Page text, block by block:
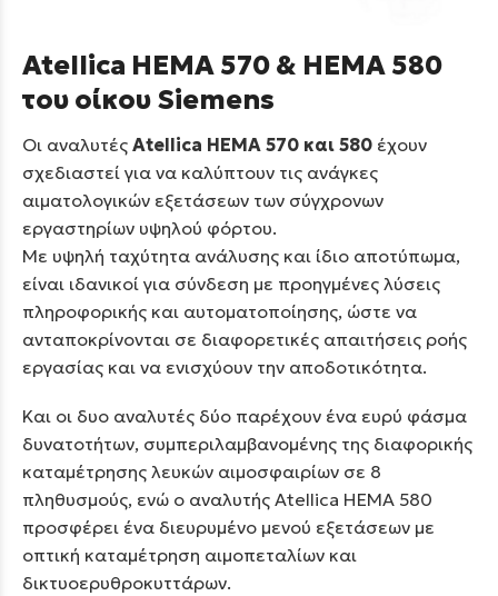
Atellica HEMA 570 & HEMA 580
του οίκου Siemens
Οι αναλυτές Atellica HEMA 570 και 580 έχουν
σχεδιαστεί για να καλύπτουν τις ανάγκες
αιματολογικών εξετάσεων των σύγχρονων
εργαστηρίων υψηλού φόρτου.
Με υψηλή ταχύτητα ανάλυσης και ίδιο αποτύπωμα,
είναι ιδανικοί για σύνδεση με προηγμένες λύσεις
πληροφορικής και αυτοματοποίησης, ώστε να
ανταποκρίνονται σε διαφορετικές απαιτήσεις ροής
εργασίας και να ενισχύουν την αποδοτικότητα.
Και οι δυο αναλυτές δύο παρέχουν ένα ευρύ φάσμα
δυνατοτήτων, συμπεριλαμβανομένης της διαφορικής
καταμέτρησης λευκών αιμοσφαιρίων σε 8
πληθυσμούς, ενώ ο αναλυτής Atellica HEMA 580
προσφέρει ένα διευρυμένο μενού εξετάσεων με
οπτική καταμέτρηση αιμοπεταλίων και
δικτυοερυθροκυττάρων.